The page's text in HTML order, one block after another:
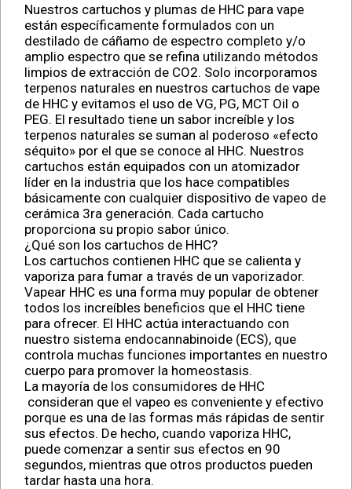
Nuestros cartuchos y plumas de HHC para vape
están específicamente formulados con un
destilado de cáñamo de espectro completo y/o
amplio espectro que se refina utilizando métodos
limpios de extracción de CO2. Solo incorporamos
terpenos naturales en nuestros cartuchos de vape
de HHC y evitamos el uso de VG, PG, MCT Oil o
PEG. El resultado tiene un sabor increíble y los
terpenos naturales se suman al poderoso «efecto
séquito» por el que se conoce al HHC. Nuestros
cartuchos están equipados con un atomizador
líder en la industria que los hace compatibles
básicamente con cualquier dispositivo de vapeo de
cerámica 3ra generación. Cada cartucho
proporciona su propio sabor único.
¿Qué son los cartuchos de HHC?
Los cartuchos contienen HHC que se calienta y
vaporiza para fumar a través de un vaporizador.
Vapear HHC es una forma muy popular de obtener
todos los increíbles beneficios que el HHC tiene
para ofrecer. El HHC actúa interactuando con
nuestro sistema endocannabinoide (ECS), que
controla muchas funciones importantes en nuestro
cuerpo para promover la homeostasis.
La mayoría de los consumidores de HHC
consideran que el vapeo es conveniente y efectivo
porque es una de las formas más rápidas de sentir
sus efectos. De hecho, cuando vaporiza HHC,
puede comenzar a sentir sus efectos en 90
segundos, mientras que otros productos pueden
tardar hasta una hora.